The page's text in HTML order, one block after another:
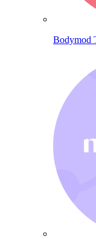
Bodymod